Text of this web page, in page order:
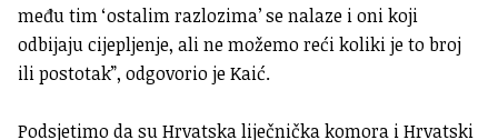
među tim ‘ostalim razlozima’ se nalaze i oni koji
odbijaju cijepljenje, ali ne možemo reći koliki je to broj
ili postotak”, odgovorio je Kaić.
Podsjetimo da su Hrvatska liječnička komora i Hrvatski